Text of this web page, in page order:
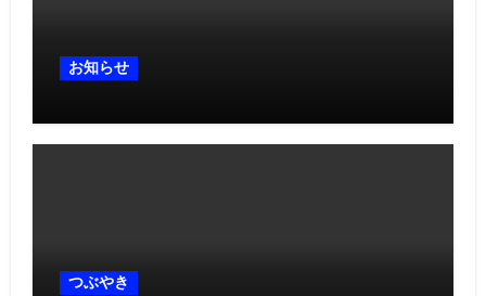
お知らせ
つぶやき